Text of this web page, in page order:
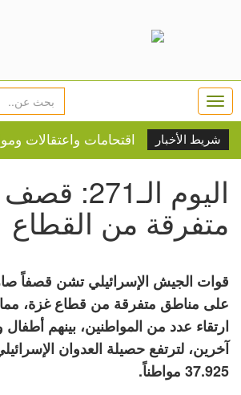
شريط الأخبار
اقتحامات واعتقالات
واعتداءات
يخلون منازلهم في كندا
بعد 5 أشهر في الظل..
أول فيديو لمجتبى خامنئي
بلدية نابلس: جدول
أسعار صرف العملات
الطقس: كتلة هوائية
تؤثر على البلاد
اليوم
متفرقة من القطاع
قوات الجيش الإسرائيلي تشن قصفاً
على مناطق متفرقة من قطاع غزة،
ارتقاء عدد من المواطنين، بينهم أطفال
آخرين، لترتفع حصيلة العدوان
37.925 مواطناً.